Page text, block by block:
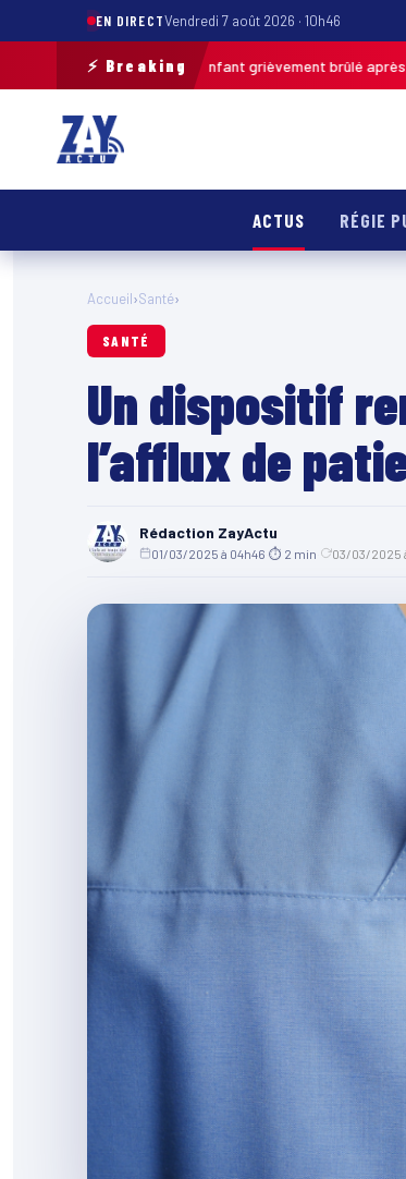
EN DIRECTVendredi 7 août 2026 · 10h46
⚡ Breaking
Calais : un enfant grièvement brûlé après l’explosion
ACTUS RÉGIE
Accueil›Santé›
SANTÉ
Un dispositif
l’afflux de
Rédaction ZayActu
01/03/2025 à 04h46 ⏱ 2 min 03/03/2025